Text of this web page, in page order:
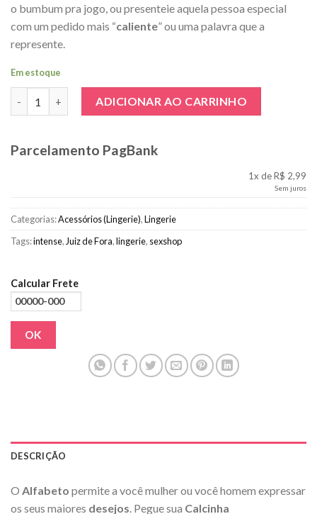
o bumbum pra jogo, ou presenteie aquela pessoa especial
com um pedido mais “caliente” ou uma palavra que a
represente.
Em estoque
ADICIONAR AO CARRINHO
Parcelamento PagBank
1x de R$ 2,99
Sem juros
Categorias:Acessórios (Lingerie),Lingerie
Tags:intense, Juiz de Fora,lingerie, sexshop
Calcular Frete
OK
DESCRIÇÃO
O Alfabeto permite a você mulher ou você homem expressar
os seus maiores desejos. Pegue sua Calcinha